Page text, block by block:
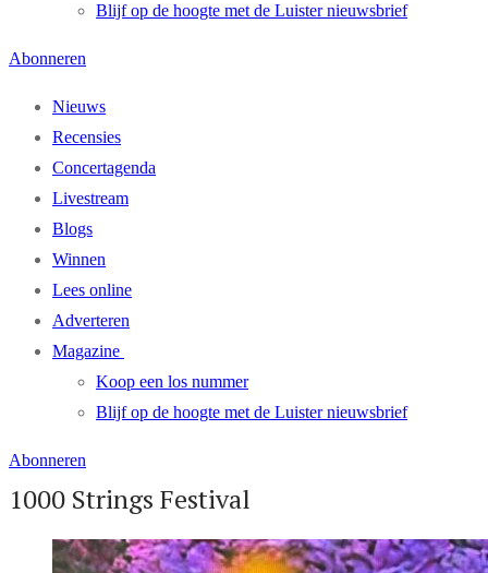
Blijf op de hoogte met de Luister nieuwsbrief
Abonneren
Nieuws
Recensies
Concertagenda
Livestream
Blogs
Winnen
Lees online
Adverteren
Magazine
Koop een los nummer
Blijf op de hoogte met de Luister nieuwsbrief
Abonneren
1000 Strings Festival